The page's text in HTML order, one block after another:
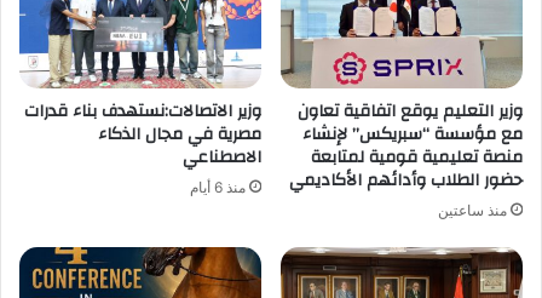
وزير التعليم يوقع اتفاقية تعاون
مع مؤسسة “سبريكس” لإنشاء
منصة تعليمية قومية لمتابعة
حضور الطلاب وأدائهم الأكاديمي
منذ ساعتين
وزير الاتصالات:نستهدف بناء قدرات
مصرية في مجال الذكاء
الاصطناعي
منذ 6 أيام